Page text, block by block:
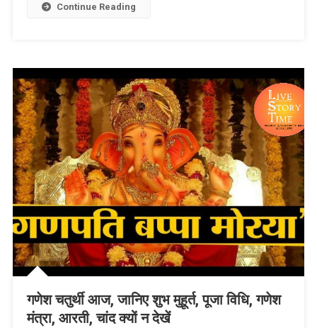
Continue Reading
गणेश चतुर्थी आज, जानिए शुभ मुहूर्त, पूजा विधि, गणेश
मंत्रा, आरती, चांद क्यों न देखें